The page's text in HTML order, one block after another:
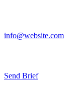
info@website.com
Send Brief